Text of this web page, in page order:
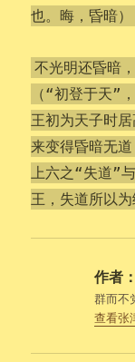
也。晦，昏暗）
不光明还昏暗
（“初登于天”
王初为天子时
来变得昏暗无
上六之“失道”
王，失道所以为
作者：
群而不
查看张